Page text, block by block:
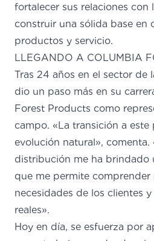
fortalecer sus relaciones con
construir una sólida base en
productos y servicio.
LLEGANDO A COLUMBIA
Tras 24 años en el sector de
dio un paso más en su
Forest Products como
campo. «La transición a este
evolución natural», comenta.
distribución me ha brindado
que me permite comprender
necesidades de los clientes
reales».
Hoy en día, se esfuerza por